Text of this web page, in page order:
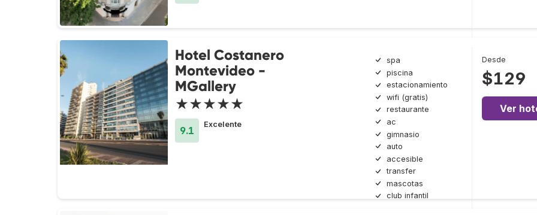
Hotel Costanero
Montevideo -
MGallery
★★★★★
9.1
Excelente
spa
piscina
estacionamiento
wifi (gratis)
restaurante
ac
gimnasio
auto
accesible
transfer
mascotas
club infantil
Desde
$129
Ver